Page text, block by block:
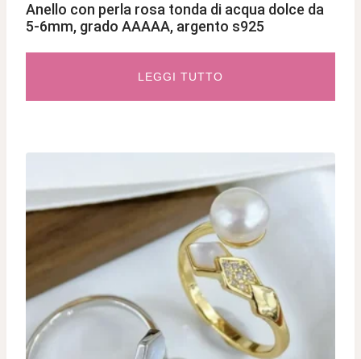
Anello con perla rosa tonda di acqua dolce da
5-6mm, grado AAAAA, argento s925
LEGGI TUTTO